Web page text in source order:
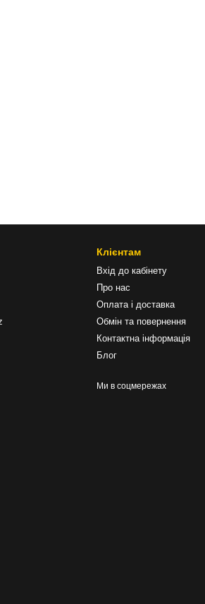
Клієнтам
Вхід до кабінету
Про нас
Оплата і доставка
Обмін та повернення
Контактна інформація
Блог
Ми в соцмережах